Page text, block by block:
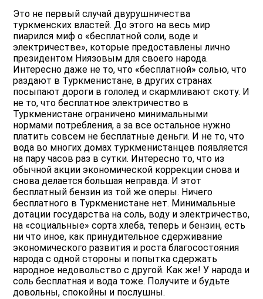
Это не первый случай двурушничества
туркменских властей. До этого на весь мир
пиарился миф о «бесплатной соли, воде и
электричестве», которые предоставлены лично
президентом Ниязовым для своего народа.
Интересно даже не то, что «бесплатной» солью, что
раздают в Туркменистане, в других странах
посыпают дороги в гололед и скармливают скоту. И
не то, что бесплатное электричество в
Туркменистане ограничено минимальными
нормами потребления, а за все остальное нужно
платить совсем не бесплатные деньги. И не то, что
вода во многих домах туркменистанцев появляется
на пару часов раз в сутки. Интересно то, что из
обычной акции экономической коррекции снова и
снова делается большая неправда. И этот
бесплатный бензин из той же оперы. Ничего
бесплатного в Туркменистане нет. Минимальные
дотации государства на соль, воду и электричество,
на «социальные» сорта хлеба, теперь и бензин, есть
ни что иное, как принудительное сдерживание
экономического развития и роста благосостояния
народа с одной стороны и попытка сдержать
народное недовольство с другой. Как же! У народа и
соль бесплатная и вода тоже. Получите и будьте
довольны, спокойны и послушны.